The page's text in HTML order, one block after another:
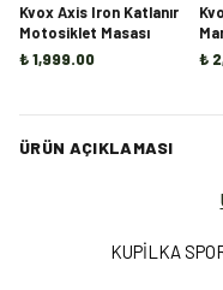
Kvox Axis Iron Katlanır
Motosiklet Masası
₺ 1,999.00
₺
ÜRÜN AÇIKLAMASI
KUPİLKA